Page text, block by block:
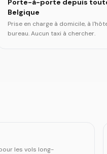
Belgique
Prise en charge à domicile, à
bureau. Aucun taxi à chercher.
les vols long-